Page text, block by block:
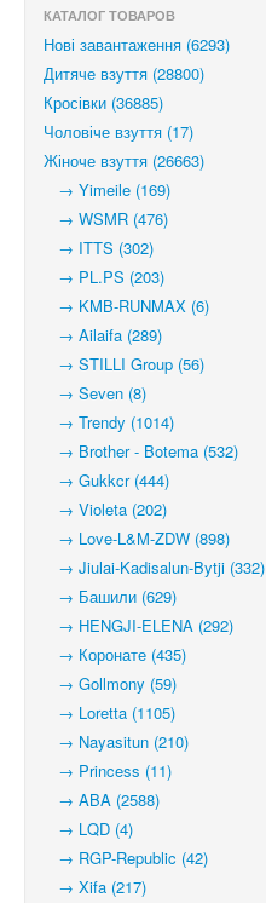
КАТАЛОГ ТОВАРОВ
Нові завантаження (6293)
Дитяче взуття (28800)
Кросівки (36885)
Чоловіче взуття (17)
Жіноче взуття (26663)
→ Yimeile (169)
→ WSMR (476)
→ ITTS (302)
→ PL.PS (203)
→ KMB-RUNMAX (6)
→ Ailaifa (289)
→ STILLI Group (56)
→ Seven (8)
→ Trendy (1014)
→ Brother - Botema (532)
→ Gukkcr (444)
→ Violeta (202)
→ Love-L&M-ZDW (898)
→ Jiulai-Kadisalun-Bytji (332)
→ Башили (629)
→ HENGJI-ELENA (292)
→ Коронате (435)
→ Gollmony (59)
→ Loretta (1105)
→ Nayasitun (210)
→ Princess (11)
→ ABA (2588)
→ LQD (4)
→ RGP-Republic (42)
→ Xifa (217)